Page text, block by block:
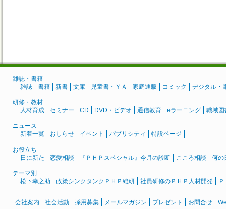
雑誌・書籍
雑誌
書籍 新書 文庫 児童書・ＹＡ 家庭通販 コミック デジタル・
研修・教材
人材育成
セミナー CD DVD・ビデオ 通信教育 eラーニング 職域図
ニュース
新着一覧
おしらせ イベント パブリシティ 特設ページ
お役立ち
日に新た
恋愛相談 『ＰＨＰスペシャル』今月の診断 こころ相談 何の
テーマ別
松下幸之助
政策シンクタンクＰＨＰ総研 社員研修のＰＨＰ人材開発
会社案内 社会活動 採用募集 メールマガジン プレゼント お問合せ